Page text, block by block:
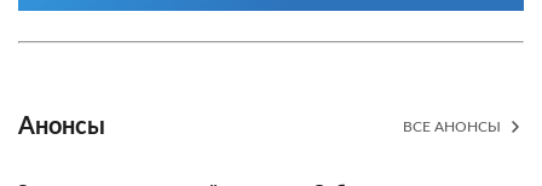
Анонсы ВСЕ АНОНСЫ